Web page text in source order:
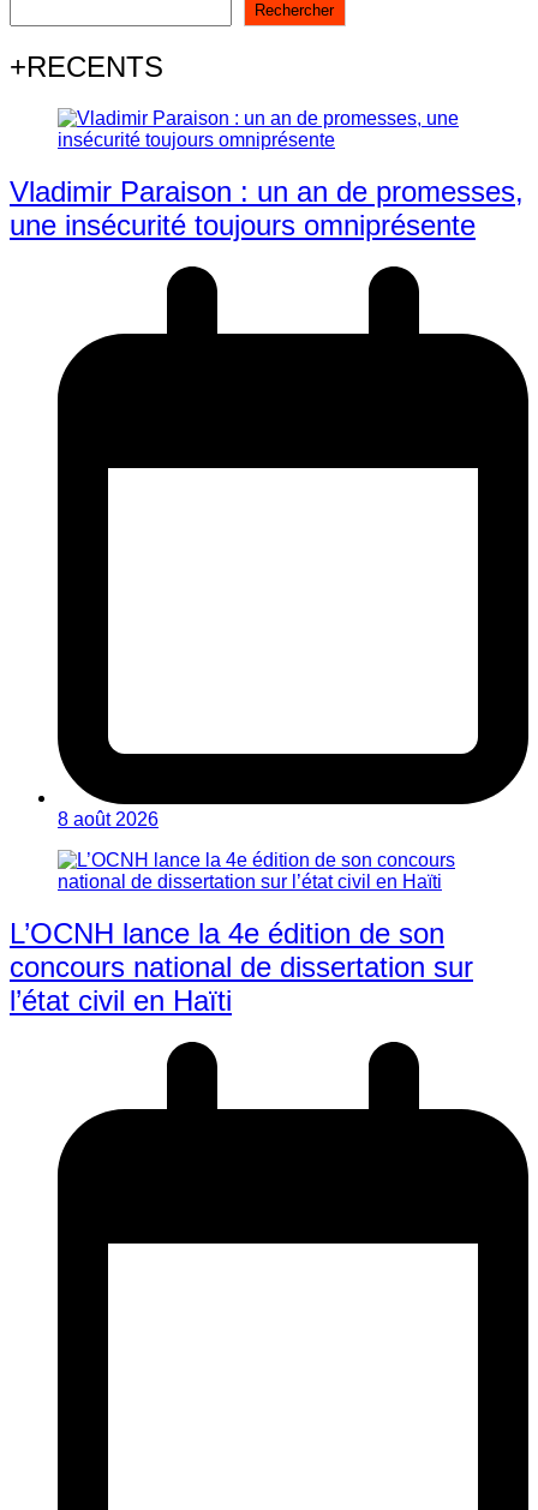
Rechercher
+RECENTS
Vladimir Paraison : un an de promesses,
une insécurité toujours omniprésente
8 août 2026
L’OCNH lance la 4e édition de son
concours national de dissertation sur
l’état civil en Haïti